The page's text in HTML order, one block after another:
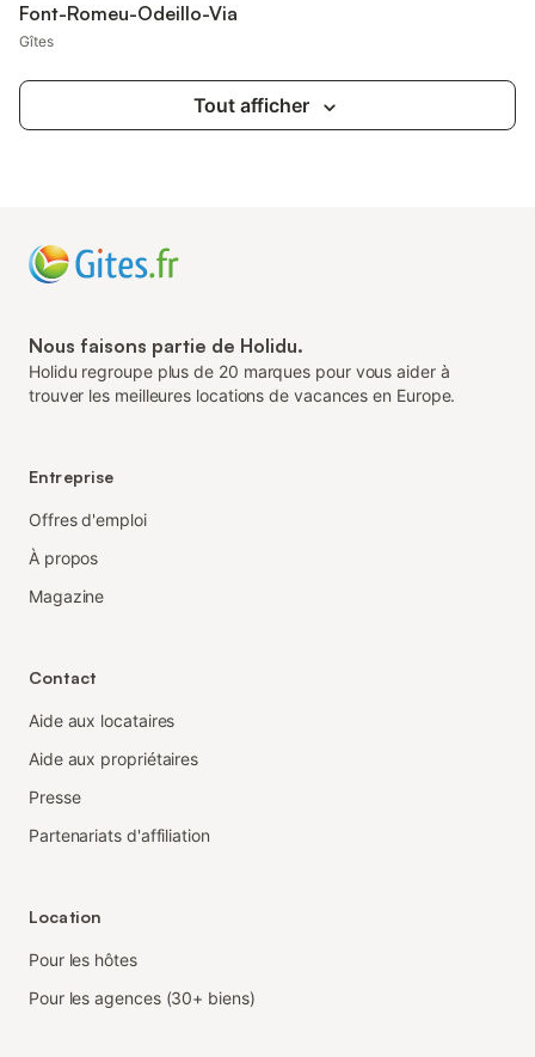
Font-Romeu-Odeillo-Via
Gîtes
Tout afficher
Nous faisons partie de Holidu.
Holidu regroupe plus de 20 marques pour vous aider à
trouver les meilleures locations de vacances en Europe.
Entreprise
Offres d'emploi
À propos
Magazine
Contact
Aide aux locataires
Aide aux propriétaires
Presse
Partenariats d'affiliation
Location
Pour les hôtes
Pour les agences (30+ biens)